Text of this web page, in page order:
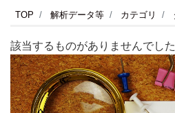
TOP 解析データ等 カテゴリ
該当するものがありませんでした